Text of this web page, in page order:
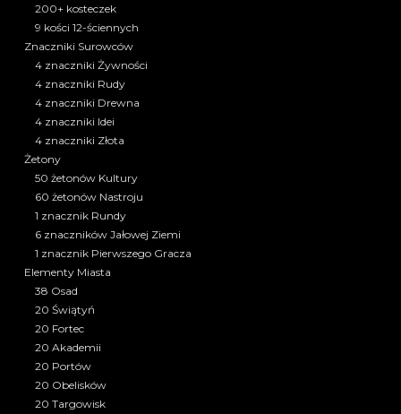
200+ kosteczek
9 kości 12-ściennych
Znaczniki Surowców
4 znaczniki Żywności
4 znaczniki Rudy
4 znaczniki Drewna
4 znaczniki Idei
4 znaczniki Złota
Żetony
50 żetonów Kultury
60 żetonów Nastroju
1 znacznik Rundy
6 znaczników Jałowej Ziemi
1 znacznik Pierwszego Gracza
Elementy Miasta
38 Osad
20 Świątyń
20 Fortec
20 Akademii
20 Portów
20 Obelisków
20 Targowisk